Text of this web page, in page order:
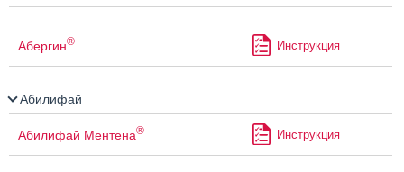
Абергин® Инструкция
Абилифай
Абилифай Ментена® Инструкция